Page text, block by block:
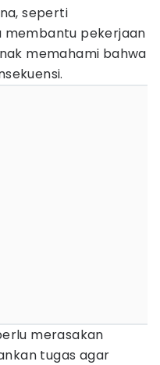
seperti
membantu pekerjaan
memahami bahwa
merasakan
tugas agar